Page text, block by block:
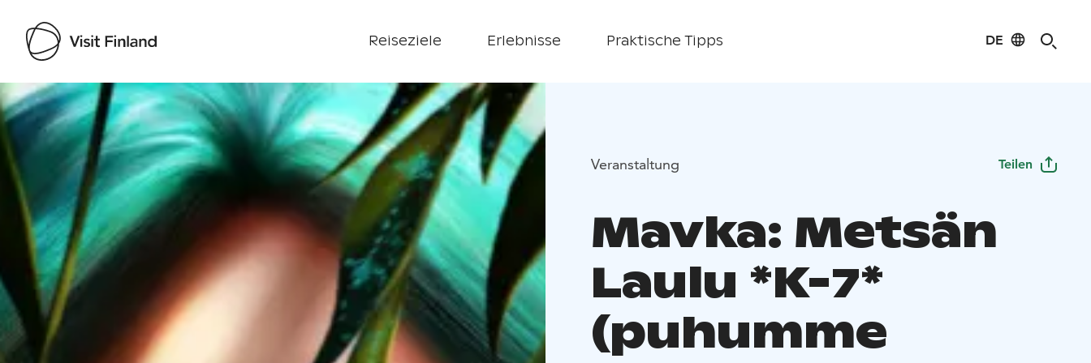
Reiseziele Erlebnisse Praktische Tipps DE
Visit Finland
Veranstaltung Teilen
Mavka: Metsän
Laulu *K-7*
(puhumme